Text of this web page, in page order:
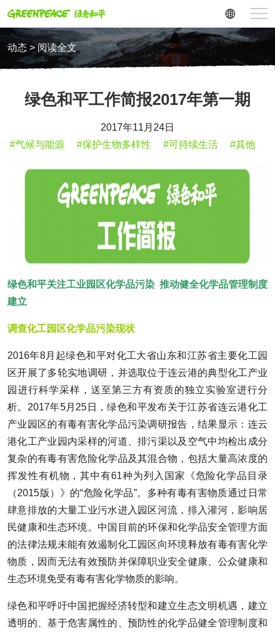
动态 > 阅读全文
绿色和平工作简报2017年第一期
2017年11月24日
#气候与能源
#保护生物多样性 #可持续生活 #其他
绿色和平关注工业园区化学品污染 推动健全化学品管理制度
建立
调查化工园区化学品污染现状
2016年8月起绿色和平对化工大省山东和江苏省主要化工园
区开展了多轮实地调研，并选取位于连云港的典型化工产业
园进行科学采样，送至第三方有资质的独立实验室进行分
析。2017年5月25日，绿色和平发布关于江苏省连云港化工
产业园区的有毒有害化学品污染调研报告，结果显示：连云
港化工产业园内采样的河道、排污渠以及空气中均检出成分
复杂的有毒有害危险化学品及其混合物，包括大量高浓度的
挥发性有机物，其中有61种为列入国家《危险化学品目录
（2015版）》的“危险化学品”。多种有毒有害物质通过日常
肆意排放的大量工业污水进入园区河流，排入灌河，影响居
民健康和生态环境。中国目前的环保和化学品安全管理方面
的法律法规未能有效遏制化工园区向环境释放有毒有害化学
物质，因而无法有效预防并保障职业安全健康、公众健康和
生态环境免受有毒有害化学物质的影响。
绿色和平呼吁中国把握经济转型和建立生态文明机遇，建立
透明的、基于危害属性的、预防性的化学品健全管理制度和